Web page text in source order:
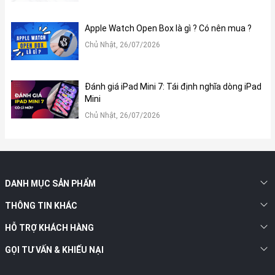
(overcharge), chống xả quá sâu gây chết cell, bảo vệ đoản mạch
và tự động dừng sạc nếu nhiệt độ vượt ngưỡng cho phép (phạm
vi sạc tối ưu là từ 5° đến 40°C).
Apple Watch Open Box là gì ? Có nên mua ?
Chủ Nhật, 26/07/2026
Đánh giá iPad Mini 7: Tái định nghĩa dòng iPad
Mini
Chủ Nhật, 26/07/2026
DANH MỤC SẢN PHẨM
THÔNG TIN KHÁC
HỖ TRỢ KHÁCH HÀNG
GỌI TƯ VẤN & KHIẾU NẠI